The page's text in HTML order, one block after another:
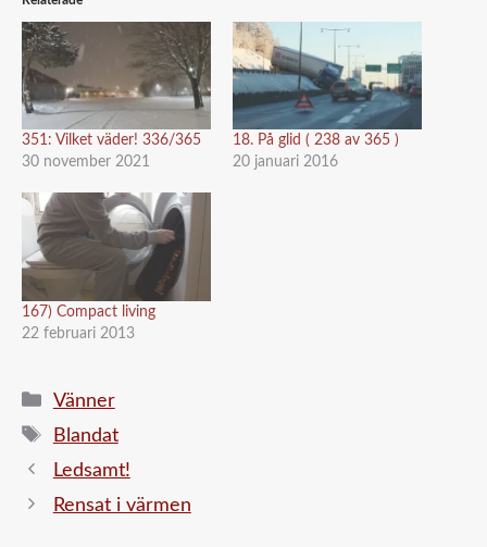
351: Vilket väder! 336/365
30 november 2021
18. På glid ( 238 av 365 )
20 januari 2016
167) Compact living
22 februari 2013
Kategorier
Vänner
Etiketter
Blandat
Ledsamt!
Rensat i värmen